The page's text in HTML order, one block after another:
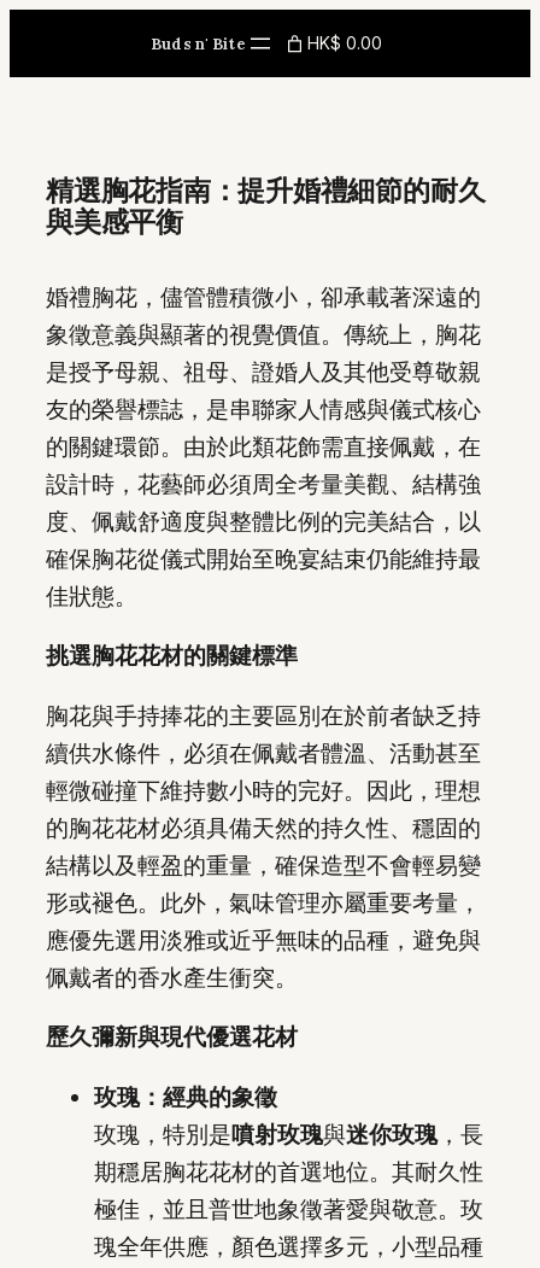
content
Buds n' Bite HK$ 0.00
精選胸花指南：提升婚禮細節的耐久
與美感平衡
婚禮胸花，儘管體積微小，卻承載著深遠的
象徵意義與顯著的視覺價值。傳統上，胸花
是授予母親、祖母、證婚人及其他受尊敬親
友的榮譽標誌，是串聯家人情感與儀式核心
的關鍵環節。由於此類花飾需直接佩戴，在
設計時，花藝師必須周全考量美觀、結構強
度、佩戴舒適度與整體比例的完美結合，以
確保胸花從儀式開始至晚宴結束仍能維持最
佳狀態。
挑選胸花花材的關鍵標準
胸花與手持捧花的主要區別在於前者缺乏持
續供水條件，必須在佩戴者體溫、活動甚至
輕微碰撞下維持數小時的完好。因此，理想
的胸花花材必須具備天然的持久性、穩固的
結構以及輕盈的重量，確保造型不會輕易變
形或褪色。此外，氣味管理亦屬重要考量，
應優先選用淡雅或近乎無味的品種，避免與
佩戴者的香水產生衝突。
歷久彌新與現代優選花材
玫瑰：經典的象徵
玫瑰，特別是噴射玫瑰與迷你玫瑰，長
期穩居胸花花材的首選地位。其耐久性
極佳，並且普世地象徵著愛與敬意。玫
瑰全年供應，顏色選擇多元，小型品種